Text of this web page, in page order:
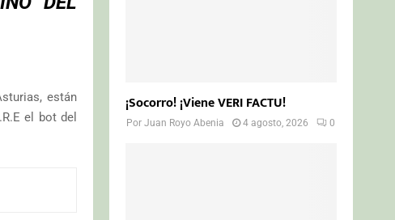
están
el bot del
¡Socorro! ¡Viene VERI FACTU!
PorJuan Royo Abenia 4 agosto, 2026 0